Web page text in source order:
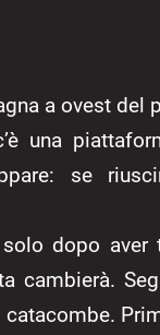
a ovest del
una
se
dopo aver
cambierà.